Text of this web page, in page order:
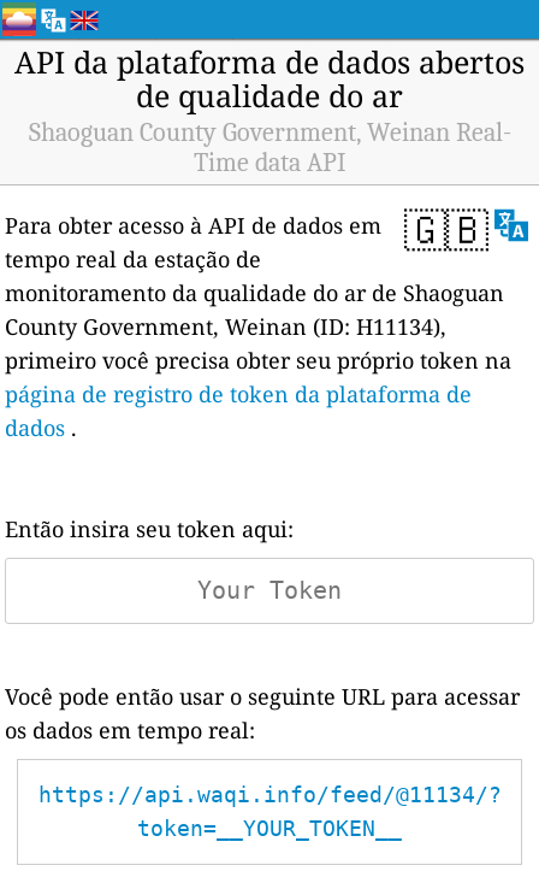
API da plataforma de dados abertos
de qualidade do ar
Shaoguan County Government, Weinan Real-
Time data API
🇬🇧
Para obter acesso à API de dados em
tempo real da estação de
monitoramento da qualidade do ar de Shaoguan
County Government, Weinan (ID: H11134),
primeiro você precisa obter seu próprio token na
página de registro de token da plataforma de
dados .
Então insira seu token aqui:
Você pode então usar o seguinte URL para acessar
os dados em tempo real:
https://api.waqi.info/feed/@11134/?
token=__YOUR_TOKEN__